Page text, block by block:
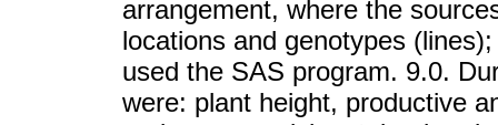
arrangement, where the
locations and genotypes
used the SAS program. 9.0.
were: plant height, productive